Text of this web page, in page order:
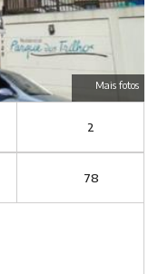
Mais fotos
2
78